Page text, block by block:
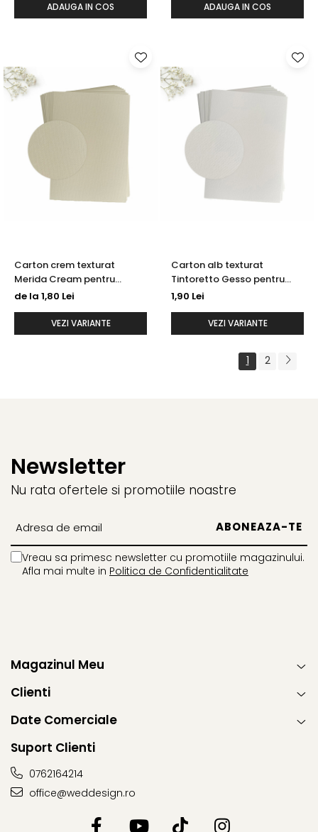
ADAUGA IN COS ADAUGA IN COS
Carton crem texturat
Merida Cream pentru
invitatii de nunta
de la 1,80 Lei
VEZI VARIANTE
Carton alb texturat
Tintoretto Gesso pentru
invitatii de nunta
1,90 Lei
VEZI VARIANTE
1 2
Newsletter
Nu rata ofertele si promotiile noastre
Vreau sa primesc newsletter cu promotiile magazinului.
Afla mai multe in Politica de Confidentialitate
Magazinul Meu
Clienti
Date Comerciale
Suport Clienti
0762164214
office@weddesign.ro